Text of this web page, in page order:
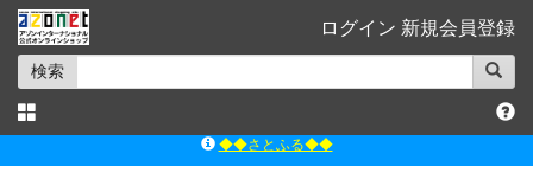
ログイン 新規会員登録
検索
◆◆さとふる◆◆
ｱｿﾞﾝﾚｰﾍﾞﾙｼｮｯﾌﾟ楽天市場店